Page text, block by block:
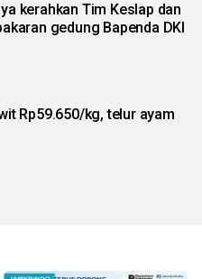
kerahkan Tim Keslap dan
gedung Bapenda DKI
Rp59.650/kg, telur ayam